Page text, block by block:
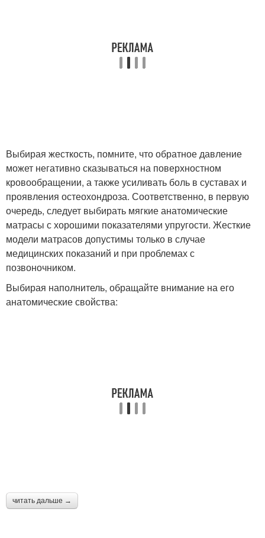
Выбирая жесткость, помните, что обратное давление
может негативно сказываться на поверхностном
кровообращении, а также усиливать боль в суставах и
проявления остеохондроза. Соответственно, в первую
очередь, следует выбирать мягкие анатомические
матрасы с хорошими показателями упругости. Жесткие
модели матрасов допустимы только в случае
медицинских показаний и при проблемах с
позвоночником.
Выбирая наполнитель, обращайте внимание на его
анатомические свойства:
читать дальше →